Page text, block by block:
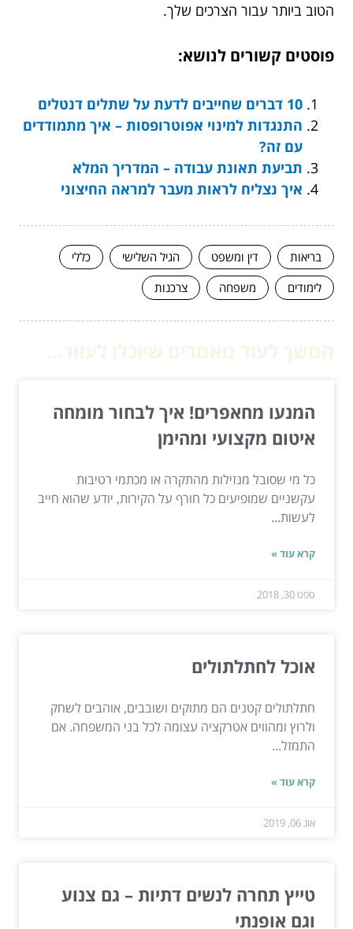
הטוב ביותר עבור הצרכים שלך.
פוסטים קשורים לנושא:
10 דברים שחייבים לדעת על שתלים דנטלים
התנגדות למינוי אפוטרופסות – איך מתמודדים
עם זה?
תביעת תאונת עבודה – המדריך המלא
איך נצליח לראות מעבר למראה החיצוני
בריאות דין ומשפט הגיל השלישי
כללי
לימודים
משפחה צרכנות
המנעו מחאפרים! איך לבחור מומחה
איטום מקצועי ומהימן
כל מי שסובל מנזילות מהתקרה או מכתמי רטיבות
עקשניים שמופיעים כל חורף על הקירות, יודע שהוא חייב
לעשות...
קרא עוד »
ספט 30, 2018
אוכל לחתלתולים
חתלתולים קטנים הם מתוקים ושובבים, אוהבים לשחק
ולרוץ ומהווים אטרקציה עצומה לכל בני המשפחה. אם
התמזל...
קרא עוד »
אוג 06, 2019
טייץ תחרה לנשים דתיות – גם צנוע
וגם אופנתי